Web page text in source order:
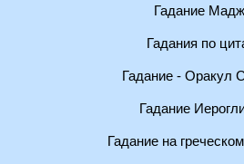
Гадание
Гадания по
Гадание - Оракул
Гадание
Гадание на